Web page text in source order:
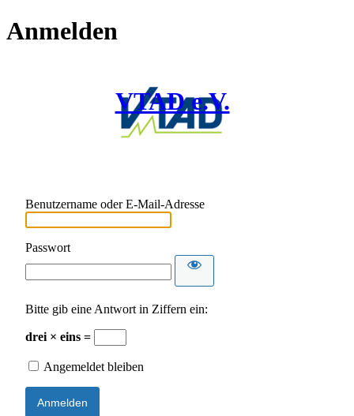
Anmelden
VTAD e.V.
Benutzername oder E-Mail-Adresse
Passwort
Bitte gib eine Antwort in Ziffern ein:
drei × eins =
Angemeldet bleiben